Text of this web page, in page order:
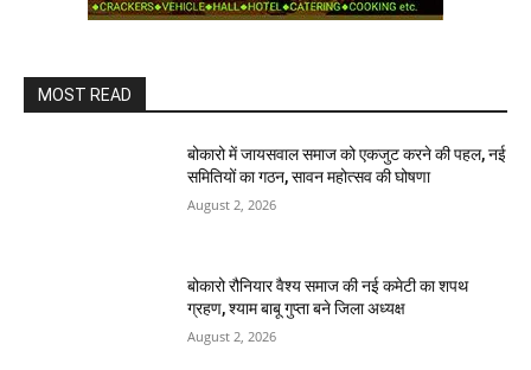
MOST READ
बोकारो में जायसवाल समाज को एकजुट करने की पहल, नई
समितियों का गठन, सावन महोत्सव की घोषणा
August 2, 2026
बोकारो रौनियार वैश्य समाज की नई कमेटी का शपथ
ग्रहण, श्याम बाबू गुप्ता बने जिला अध्यक्ष
August 2, 2026